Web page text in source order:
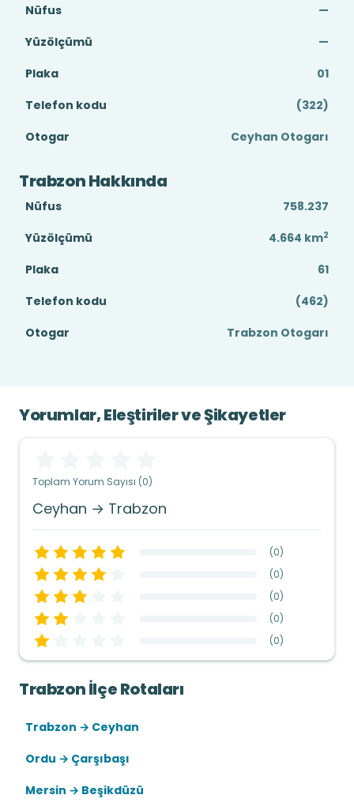
Nüfus
—
Yüzölçümü
—
Plaka
01
Telefon kodu
(322)
Otogar
Ceyhan Otogarı
Trabzon Hakkında
Nüfus
758.237
Yüzölçümü
4.664 km2
Plaka
61
Telefon kodu
(462)
Otogar
Trabzon Otogarı
Yorumlar, Eleştiriler ve Şikayetler
Toplam Yorum Sayısı (0)
Ceyhan → Trabzon
(0)
(0)
(0)
(0)
(0)
Trabzon İlçe Rotaları
Trabzon → Ceyhan
Ordu → Çarşıbaşı
Mersin → Beşikdüzü